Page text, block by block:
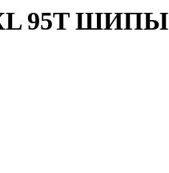
XL 95T ШИПЫ